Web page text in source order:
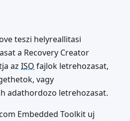
teszi helyreallitasi
a Recovery Creator
az ISO fajlok letrehozasat,
vagy
adathordozo letrehozasat.
Embedded Toolkit uj